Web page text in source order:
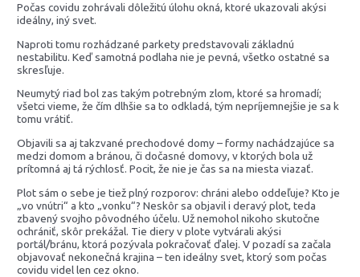
Počas covidu zohrávali dôležitú úlohu okná, ktoré ukazovali akýsi
ideálny, iný svet.
Naproti tomu rozhádzané parkety predstavovali základnú
nestabilitu. Keď samotná podlaha nie je pevná, všetko ostatné sa
skresľuje.
Neumytý riad bol zas takým potrebným zlom, ktoré sa hromadí;
všetci vieme, že čím dlhšie sa to odkladá, tým nepríjemnejšie je sa k
tomu vrátiť.
Objavili sa aj takzvané prechodové domy – formy nachádzajúce sa
medzi domom a bránou, či dočasné domovy, v ktorých bola už
prítomná aj tá rýchlosť. Pocit, že nie je čas sa na miesta viazať.
Plot sám o sebe je tiež plný rozporov: chráni alebo oddeľuje? Kto je
„vo vnútri“ a kto „vonku“? Neskôr sa objavil i deravý plot, teda
zbavený svojho pôvodného účelu. Už nemohol nikoho skutočne
ochrániť, skôr prekážal. Tie diery v plote vytvárali akýsi
portál/bránu, ktorá pozývala pokračovať ďalej. V pozadí sa začala
objavovať nekonečná krajina – ten ideálny svet, ktorý som počas
covidu videl len cez okno.